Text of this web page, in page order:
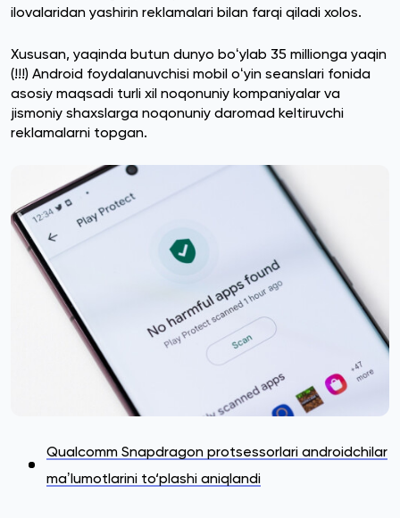
ilovalaridan yashirin reklamalari bilan farqi qiladi xolos.
Xususan, yaqinda butun dunyo boʻylab 35 millionga yaqin
(!!!) Android foydalanuvchisi mobil oʻyin seanslari fonida
asosiy maqsadi turli xil noqonuniy kompaniyalar va
jismoniy shaxslarga noqonuniy daromad keltiruvchi
reklamalarni topgan.
Qualcomm Snapdragon protsessorlari androidchilar
maʼlumotlarini to‘plashi aniqlandi